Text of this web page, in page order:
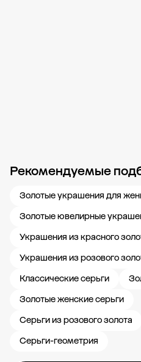
Рекомендуемые
Золотые украшения для
Золотые ювелирные
Украшения из красного
Украшения из розового
Классические серьги
Золотые женские серьги
Серьги из розового золота
Серьги-геометрия
Новости компании Журнал